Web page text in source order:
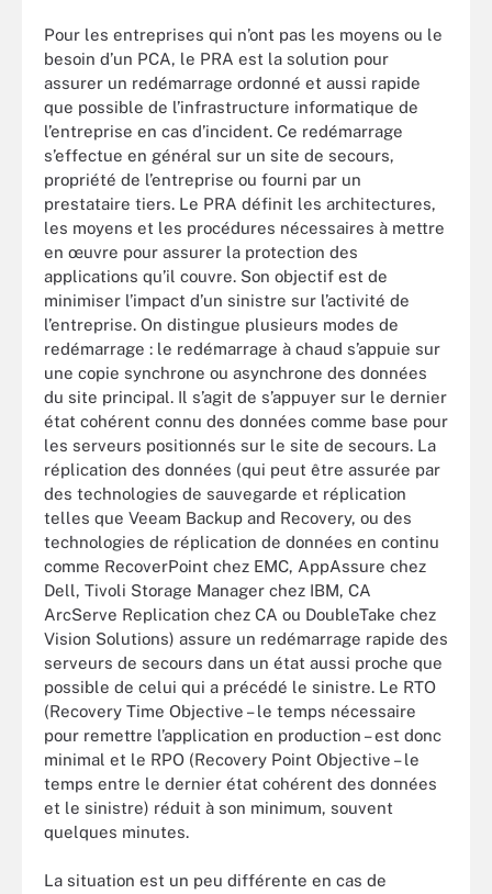
Pour les entreprises qui n’ont pas les moyens ou le
besoin d’un PCA, le PRA est la solution pour
assurer un redémarrage ordonné et aussi rapide
que possible de l’infrastructure informatique de
l’entreprise en cas d’incident. Ce redémarrage
s’effectue en général sur un site de secours,
propriété de l’entreprise ou fourni par un
prestataire tiers. Le PRA définit les architectures,
les moyens et les procédures nécessaires à mettre
en œuvre pour assurer la protection des
applications qu’il couvre. Son objectif est de
minimiser l’impact d’un sinistre sur l’activité de
l’entreprise. On distingue plusieurs modes de
redémarrage : le redémarrage à chaud s’appuie sur
une copie synchrone ou asynchrone des données
du site principal. Il s’agit de s’appuyer sur le dernier
état cohérent connu des données comme base pour
les serveurs positionnés sur le site de secours. La
réplication des données (qui peut être assurée par
des technologies de sauvegarde et réplication
telles que Veeam Backup and Recovery, ou des
technologies de réplication de données en continu
comme RecoverPoint chez EMC, AppAssure chez
Dell, Tivoli Storage Manager chez IBM, CA
ArcServe Replication chez CA ou DoubleTake chez
Vision Solutions) assure un redémarrage rapide des
serveurs de secours dans un état aussi proche que
possible de celui qui a précédé le sinistre. Le RTO
(Recovery Time Objective – le temps nécessaire
pour remettre l’application en production – est donc
minimal et le RPO (Recovery Point Objective – le
temps entre le dernier état cohérent des données
et le sinistre) réduit à son minimum, souvent
quelques minutes.
La situation est un peu différente en cas de